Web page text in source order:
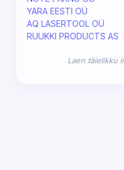
YARA EESTI OÜ
AQ LASERTOOL OÜ
RUUKKI PRODUCTS AS
Laen täielikku